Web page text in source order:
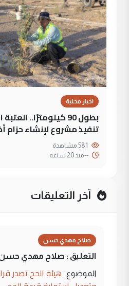
اخبار محلية
بطول 90 كيلومترًا..
تنفيذ مشروع لإنشاء حزام
--منذ 20 ساعة
آخر التعليقات
صلاح مهدي حسن
التعليق : صلاح مهدي
الموضوع : هيئة الحج تصدر